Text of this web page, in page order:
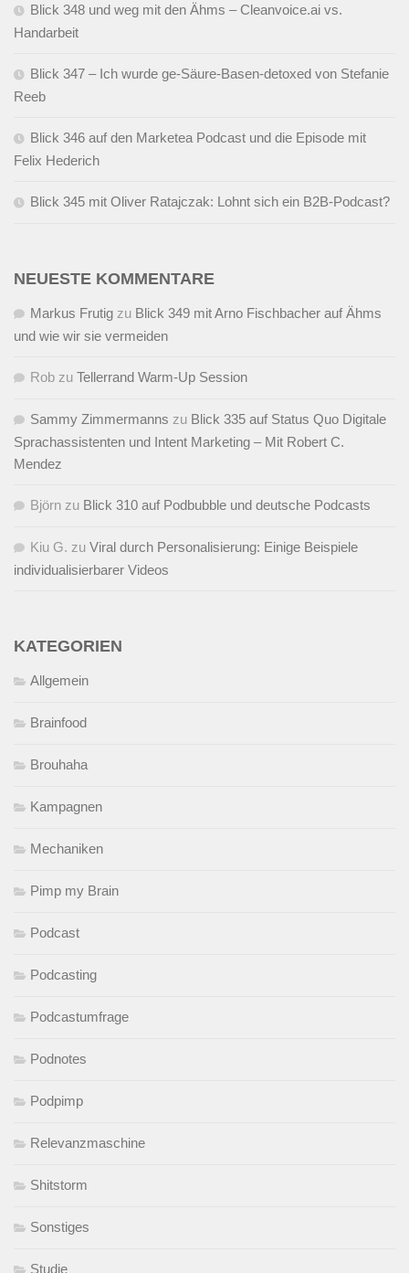
Blick 348 und weg mit den Ähms – Cleanvoice.ai vs.
Handarbeit
Blick 347 – Ich wurde ge-Säure-Basen-detoxed von Stefanie
Reeb
Blick 346 auf den Marketea Podcast und die Episode mit
Felix Hederich
Blick 345 mit Oliver Ratajczak: Lohnt sich ein B2B-Podcast?
NEUESTE KOMMENTARE
Markus Frutig zu Blick 349 mit Arno Fischbacher auf Ähms
und wie wir sie vermeiden
Rob zu Tellerrand Warm-Up Session
Sammy Zimmermanns zu Blick 335 auf Status Quo Digitale
Sprachassistenten und Intent Marketing – Mit Robert C.
Mendez
Björn zu Blick 310 auf Podbubble und deutsche Podcasts
Kiu G. zu Viral durch Personalisierung: Einige Beispiele
individualisierbarer Videos
KATEGORIEN
Allgemein
Brainfood
Brouhaha
Kampagnen
Mechaniken
Pimp my Brain
Podcast
Podcasting
Podcastumfrage
Podnotes
Podpimp
Relevanzmaschine
Shitstorm
Sonstiges
Studie